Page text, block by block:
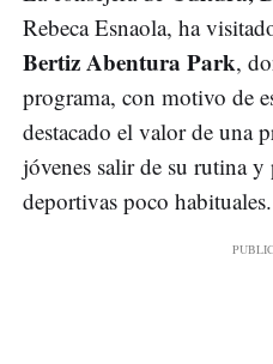
Rebeca Esnaola, ha
Bertiz Abentura Park,
programa, con motivo de
destacado el valor de una
jóvenes salir de su rutina y
deportivas poco habituales.